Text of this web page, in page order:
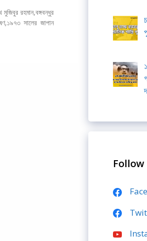
মুজিবুর রহমান,বঙ্গবন্ধুর
,১৯৭৩ সালের জাপান
Follow